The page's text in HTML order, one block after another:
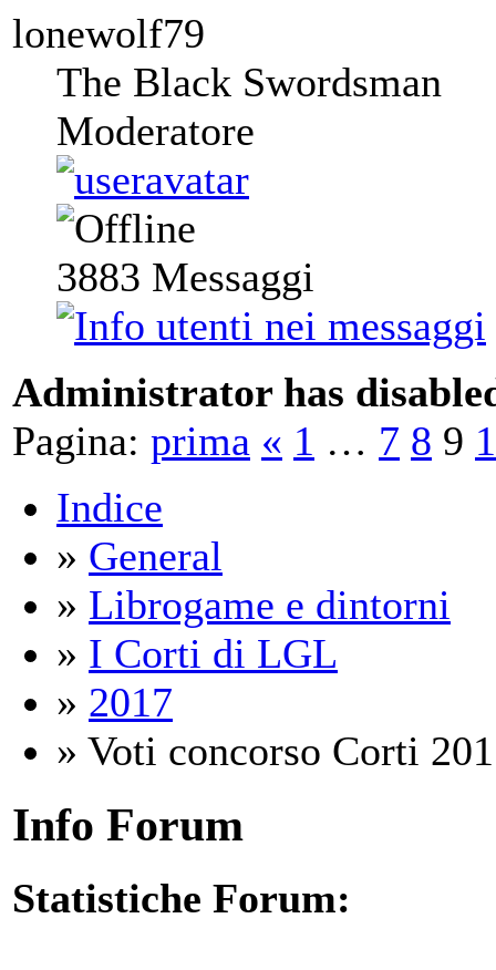
lonewolf79
The Black Swordsman
Moderatore
3883 Messaggi
Administrator has
Pagina: prima « 1 … 7 8 9
Indice
» General
» Librogame e dintorni
» I Corti di LGL
» 2017
» Voti concorso Corti
Info Forum
Statistiche Forum: